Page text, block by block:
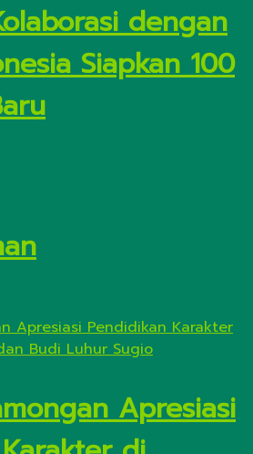
dengan
Siapkan 100
Apresiasi